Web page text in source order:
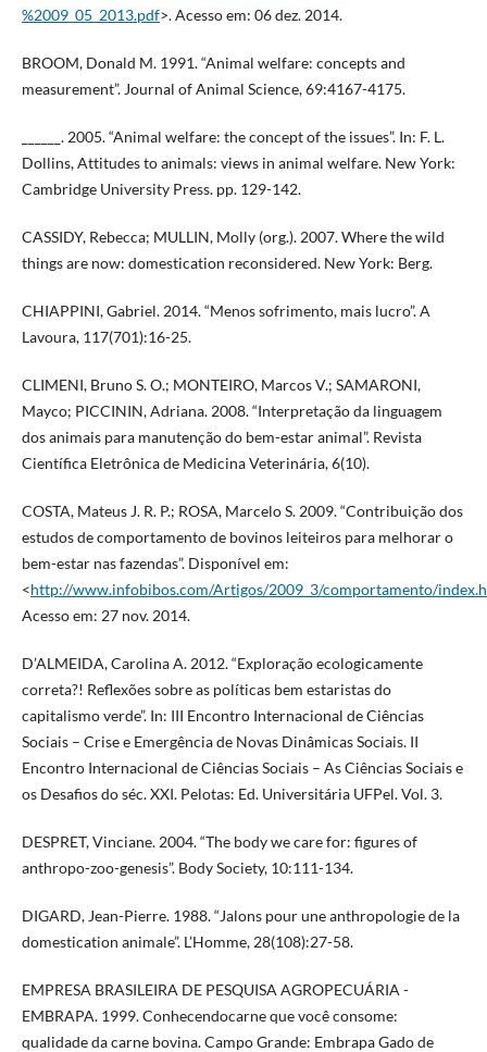
%2009_05_2013.pdf>. Acesso em: 06 dez. 2014.
BROOM, Donald M. 1991. “Animal welfare: concepts and
measurement”. Journal of Animal Science, 69:4167-4175.
______. 2005. “Animal welfare: the concept of the issues”. In: F. L.
Dollins, Attitudes to animals: views in animal welfare. New York:
Cambridge University Press. pp. 129-142.
CASSIDY, Rebecca; MULLIN, Molly (org.). 2007. Where the wild
things are now: domestication reconsidered. New York: Berg.
CHIAPPINI, Gabriel. 2014. “Menos sofrimento, mais lucro”. A
Lavoura, 117(701):16-25.
CLIMENI, Bruno S. O.; MONTEIRO, Marcos V.; SAMARONI,
Mayco; PICCININ, Adriana. 2008. “Interpretação da linguagem
dos animais para manutenção do bem-estar animal”. Revista
Científica Eletrônica de Medicina Veterinária, 6(10).
COSTA, Mateus J. R. P.; ROSA, Marcelo S. 2009. “Contribuição dos
estudos de comportamento de bovinos leiteiros para melhorar o
bem-estar nas fazendas”. Disponível em:
<http://www.infobibos.com/Artigos/2009_3/comportamento/
Acesso em: 27 nov. 2014.
D’ALMEIDA, Carolina A. 2012. “Exploração ecologicamente
correta?! Reflexões sobre as políticas bem estaristas do
capitalismo verde”. In: III Encontro Internacional de Ciências
Sociais – Crise e Emergência de Novas Dinâmicas Sociais. II
Encontro Internacional de Ciências Sociais – As Ciências Sociais e
os Desafios do séc. XXI. Pelotas: Ed. Universitária UFPel. Vol. 3.
DESPRET, Vinciane. 2004. “The body we care for: figures of
anthropo-zoo-genesis”. Body Society, 10:111-134.
DIGARD, Jean-Pierre. 1988. “Jalons pour une anthropologie de la
domestication animale”. L’Homme, 28(108):27-58.
EMPRESA BRASILEIRA DE PESQUISA AGROPECUÁRIA -
EMBRAPA. 1999. Conhecendocarne que você consome:
qualidade da carne bovina. Campo Grande: Embrapa Gado de